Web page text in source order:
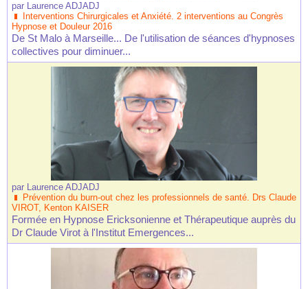
par Laurence ADJADJ
Interventions Chirurgicales et Anxiété. 2 interventions au Congrès
Hypnose et Douleur 2016
De St Malo à Marseille... De l'utilisation de séances d'hypnoses
collectives pour diminuer...
par Laurence ADJADJ
Prévention du burn-out chez les professionnels de santé. Drs Claude
VIROT, Kenton KAISER
Formée en Hypnose Ericksonienne et Thérapeutique auprès du
Dr Claude Virot à l'Institut Emergences...